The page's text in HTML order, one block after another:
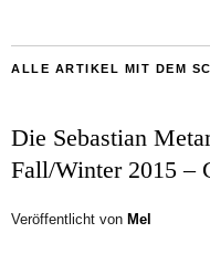
ALLE ARTIKEL MIT DEM
Die Sebastian
Fall/Winter 2015 –
Veröffentlicht von Mel